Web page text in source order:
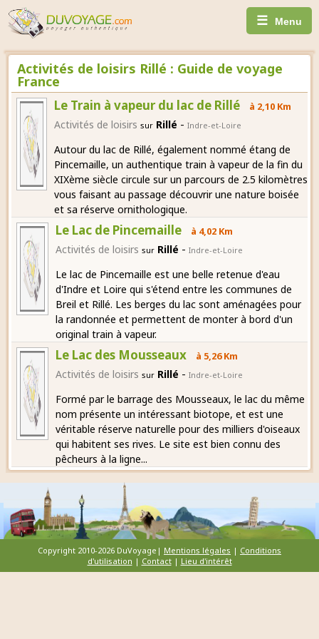
☰ Menu
Activités de loisirs Rillé : Guide de voyage
France
Le Train à vapeur du lac de Rillé à 2,10 Km
Activités de loisirs sur Rillé - Indre-et-Loire
Autour du lac de Rillé, également nommé étang de
Pincemaille, un authentique train à vapeur de la fin du
XIXème siècle circule sur un parcours de 2.5 kilomètres
vous faisant au passage découvrir une nature boisée
et sa réserve ornithologique.
Le Lac de Pincemaille à 4,02 Km
Activités de loisirs sur Rillé - Indre-et-Loire
Le lac de Pincemaille est une belle retenue d'eau
d'Indre et Loire qui s'étend entre les communes de
Breil et Rillé. Les berges du lac sont aménagées pour
la randonnée et permettent de monter à bord d'un
original train à vapeur.
Le Lac des Mousseaux à 5,26 Km
Activités de loisirs sur Rillé -Indre-et-Loire
Formé par le barrage des Mousseaux, le lac du même
nom présente un intéressant biotope, et est une
véritable réserve naturelle pour des milliers d'oiseaux
qui habitent ses rives. Le site est bien connu des
pêcheurs à la ligne...
Copyright 2010-2026 DuVoyage| Mentions légales | Conditions
d'utilisation | Contact| Lieu d'intérêt